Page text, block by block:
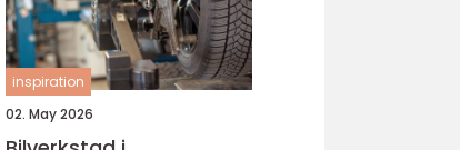
inspiration
02. May 2026